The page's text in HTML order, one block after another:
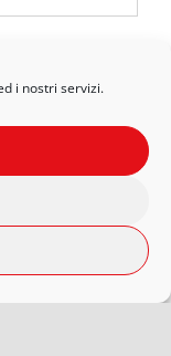
i nostri servizi.